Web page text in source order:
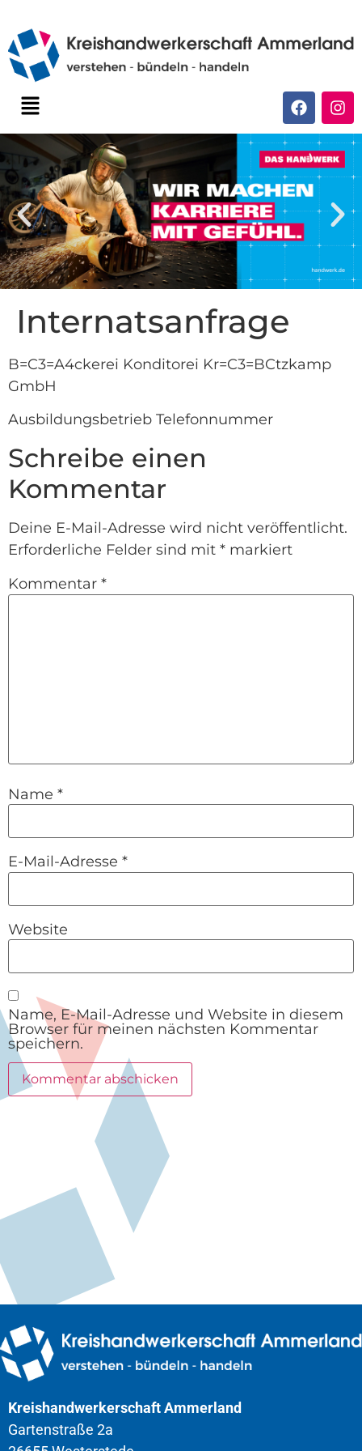
Internatsanfrage
B=C3=A4ckerei Konditorei Kr=C3=BCtzkamp
GmbH
Ausbildungsbetrieb Telefonnummer
Schreibe einen
Kommentar
Deine E-Mail-Adresse wird nicht veröffentlicht.
Erforderliche Felder sind mit * markiert
Kommentar *
Name *
E-Mail-Adresse *
Website
Name, E-Mail-Adresse und Website in diesem
Browser für meinen nächsten Kommentar
speichern.
Kreishandwerkerschaft Ammerland
Gartenstraße 2a